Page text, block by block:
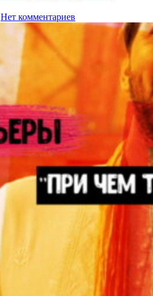
Нет комментариев